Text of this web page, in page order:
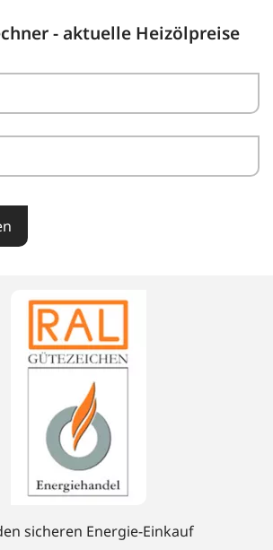
- aktuelle Heizölpreise
sicheren Energie-Einkauf